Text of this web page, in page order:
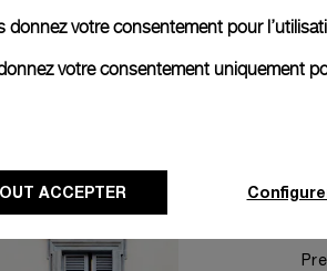
donnez votre consentement pour
votre consentement uniquement
ACCEPTER